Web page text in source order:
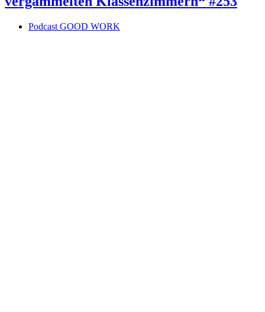
Podcast GOOD WORK